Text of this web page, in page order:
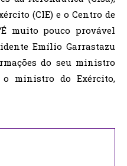
(CIE) e o Centro de
muito pouco provável
Emílio Garrastazu
do seu ministro
ministro do Exército,